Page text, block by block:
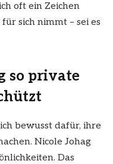
oft ein Zeichen
sich nimmt – sei es
so private
bewusst dafür, ihre
Nicole Johag
Das